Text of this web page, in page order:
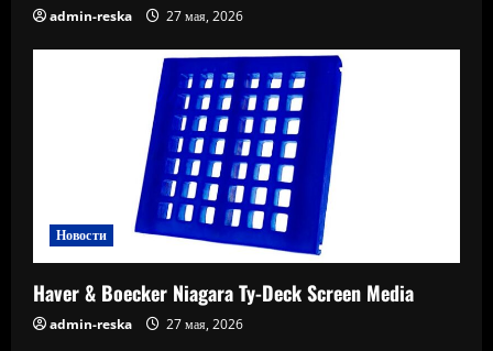
admin-reska 27 мая, 2026
Новости
Haver & Boecker Niagara Ty-Deck Screen Media
admin-reska 27 мая, 2026